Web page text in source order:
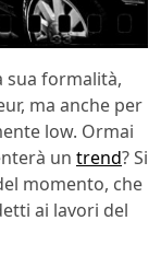
sua formalità,
ma anche per
low. Ormai
un trend? Si
momento, che
ai lavori del